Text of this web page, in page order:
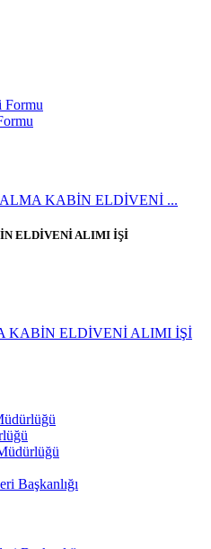
Formu
KABİN ELDİVENİ ...
ELDİVENİ ALIMI İŞİ
KABİN ELDİVENİ ALIMI İŞİ
Başkanlığı